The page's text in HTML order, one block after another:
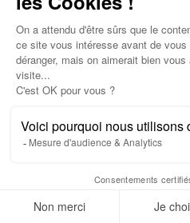
Déposez votre